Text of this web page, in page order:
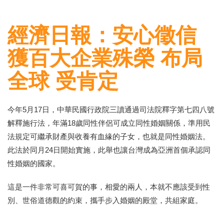
經濟日報：安心徵信
獲百大企業殊榮 布局
全球 受肯定
今年5月17日，中華民國行政院三讀通過司法院釋字第七四八號
解釋施行法，年滿18歲同性伴侶可成立同性婚姻關係，準用民
法規定可繼承財產與收養有血緣的子女，也就是同性婚姻法。
此法於同月24日開始實施，此舉也讓台灣成為亞洲首個承認同
性婚姻的國家。
這是一件非常可喜可賀的事，相愛的兩人，本就不應該受到性
別、世俗道德觀的約束，攜手步入婚姻的殿堂，共組家庭。